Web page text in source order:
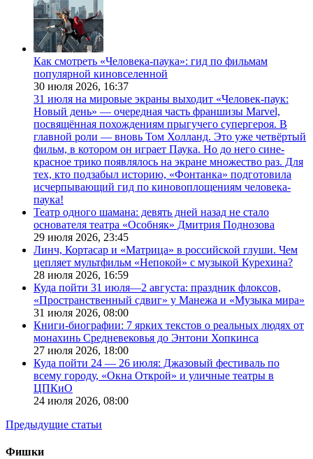
Как смотреть «Человека-паука»: гид по фильмам
популярной киновселенной
30 июля 2026, 16:37
31 июля на мировые экраны выходит «Человек-паук:
Новый день» — очередная часть франшизы Marvel,
посвящённая похождениям прыгучего супергероя. В
главной роли — вновь Том Холланд. Это уже четвёртый
фильм, в котором он играет Паука. Но до него сине-
красное трико появлялось на экране множество раз. Для
тех, кто подзабыл историю, «Фонтанка» подготовила
исчерпывающий гид по киновоплощениям человека-
паука!
Театр одного шамана: девять дней назад не стало
основателя театра «Особняк» Дмитрия Поднозова
29 июля 2026, 23:45
Линч, Кортасар и «Матрица» в российской глуши. Чем
цепляет мультфильм «Непокой» с музыкой Курехина?
28 июля 2026, 16:59
Куда пойти 31 июля—2 августа: праздник флоксов,
«Пространственный сдвиг» у Манежа и «Музыка мира»
31 июля 2026, 08:00
Книги-биографии: 7 ярких текстов о реальных людях от
монахинь Средневековья до Энтони Хопкинса
27 июля 2026, 18:00
Куда пойти 24 — 26 июля: Джазовый фестиваль по
всему городу, «Окна Открой» и уличные театры в
ЦПКиО
24 июля 2026, 08:00
Предыдущие статьи
Фишки